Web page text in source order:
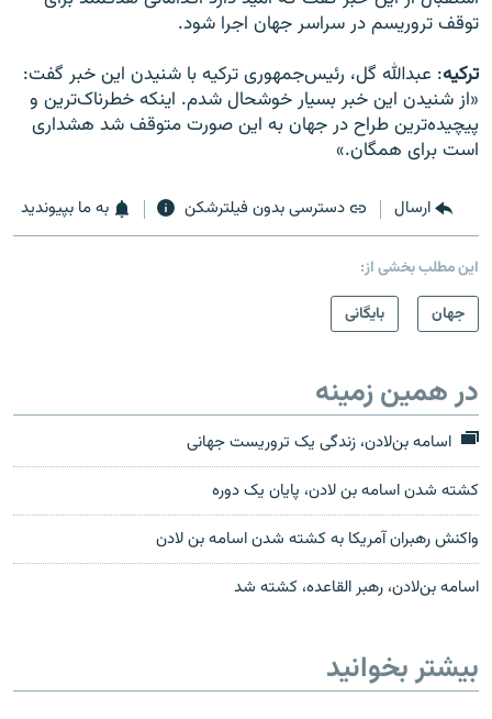
توقف تروریسم در سراسر جهان اجرا شود.
ترکیه: عبدالله گل، رئیس‌جمهوری ترکیه با شنیدن این خبر گفت:
«از شنیدن این خبر بسیار خوشحال شدم. اینکه خطرناک‌ترین و
پیچیده‌ترین طراح در جهان به این صورت متوقف شد هشداری
است برای همگان.»
ارسال دسترسی بدون فیلترشکن به ما بپیوندید
این مطلب بخشی از:
جهان
بایگانی
در همین زمینه
اسامه بن‌لادن، زندگی یک تروریست جهانی
کشته شدن اسامه بن لادن، پایان یک دوره
واکنش رهبران آمریکا به کشته شدن اسامه بن لادن
اسامه‌ بن‌لادن، رهبر القاعده، کشته شد
بیشتر بخوانید